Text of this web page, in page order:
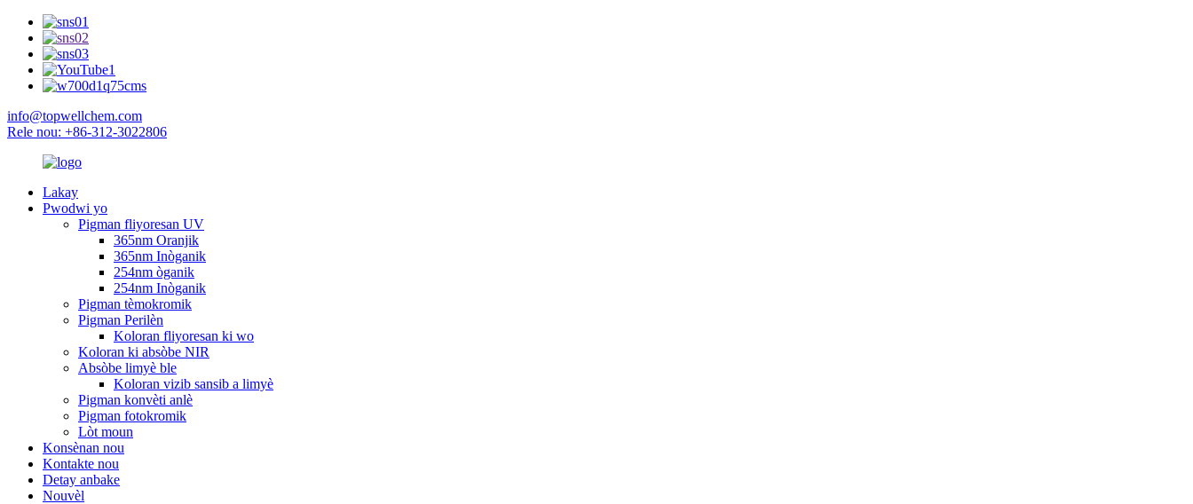
info@topwellchem.com
Rele nou: +86-312-3022806
Lakay
Pwodwi yo
Pigman fliyoresan UV
365nm Oranjik
365nm Inòganik
254nm òganik
254nm Inòganik
Pigman tèmokromik
Pigman Perilèn
Koloran fliyoresan ki wo
Koloran ki absòbe NIR
Absòbe limyè ble
Koloran vizib sansib a limyè
Pigman konvèti anlè
Pigman fotokromik
Lòt moun
Konsènan nou
Kontakte nou
Detay anbake
Nouvèl